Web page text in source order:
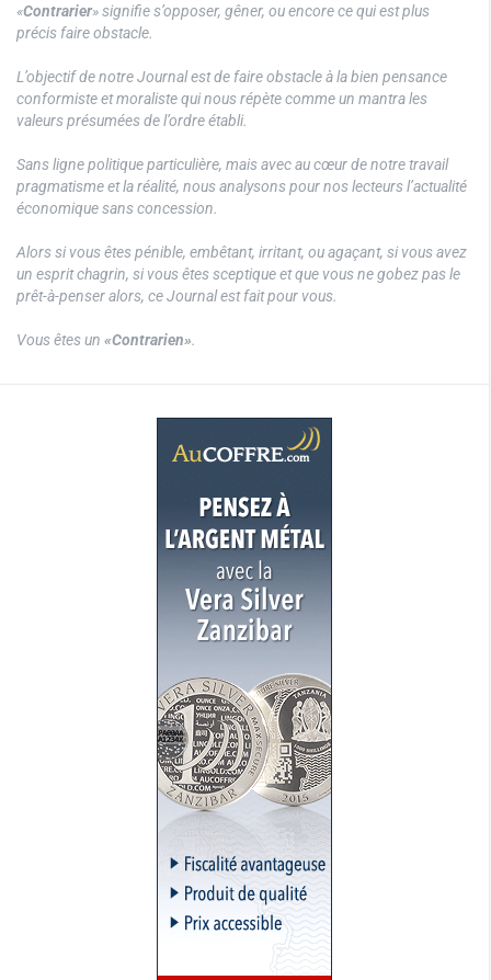
«Contrarier» signifie s’opposer, gêner, ou encore ce qui est plus
précis faire obstacle.
L’objectif de notre Journal est de faire obstacle à la bien pensance
conformiste et moraliste qui nous répète comme un mantra les
valeurs présumées de l’ordre établi.
Sans ligne politique particulière, mais avec au cœur de notre travail
pragmatisme et la réalité, nous analysons pour nos lecteurs l’actualité
économique sans concession.
Alors si vous êtes pénible, embêtant, irritant, ou agaçant, si vous avez
un esprit chagrin, si vous êtes sceptique et que vous ne gobez pas le
prêt-à-penser alors, ce Journal est fait pour vous.
Vous êtes un «Contrarien».